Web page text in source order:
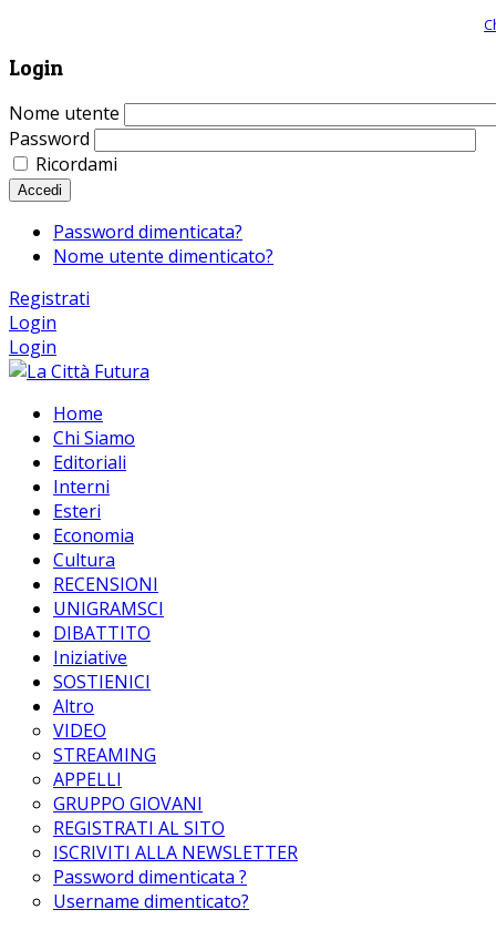
Login
Nome utente
Password
Ricordami
Accedi
Password dimenticata?
Nome utente dimenticato?
Registrati
Login
Login
Home
Chi Siamo
Editoriali
Interni
Esteri
Economia
Cultura
RECENSIONI
UNIGRAMSCI
DIBATTITO
Iniziative
SOSTIENICI
Altro
VIDEO
STREAMING
APPELLI
GRUPPO GIOVANI
REGISTRATI AL SITO
ISCRIVITI ALLA NEWSLETTER
Password dimenticata ?
Username dimenticato?